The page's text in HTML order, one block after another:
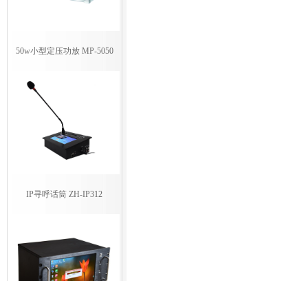
50w小型定压功放 MP-5050
IP寻呼话筒 ZH-IP312